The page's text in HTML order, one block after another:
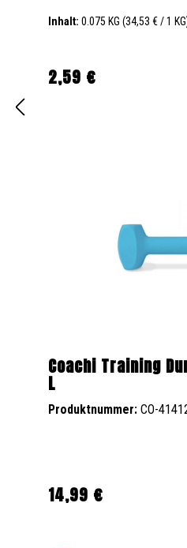
Inhalt: 0.075 KG (34,53 € / 1
Regulärer Preis:
2,59 €
Coachi Training
L
Produktnummer: CO-
Regulärer Preis:
14,99 €